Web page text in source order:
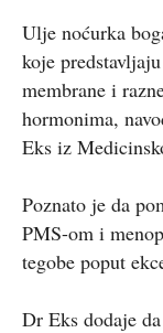
Ulje noćurka
koje
membrane i
hormonima,
Eks iz
Poznato je da
PMS-om i
tegobe poput
Dr Eks dodaje